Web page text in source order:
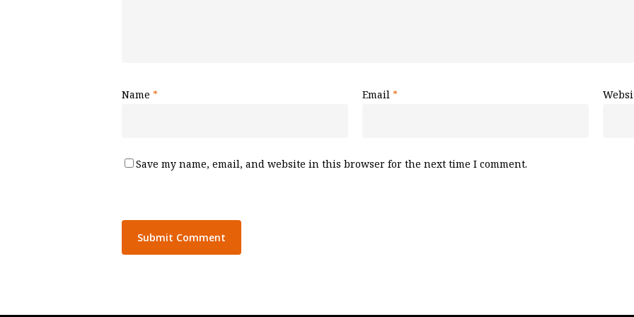
Name * Email *
Save my name, email, and website in this browser for the next time I comment.